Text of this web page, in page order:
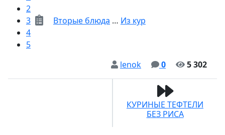
2
3
4
5
lenok
0 5 302
Вторые блюда … Из кур
КУРИНЫЕ ТЕФТЕЛИ
БЕЗ РИСА